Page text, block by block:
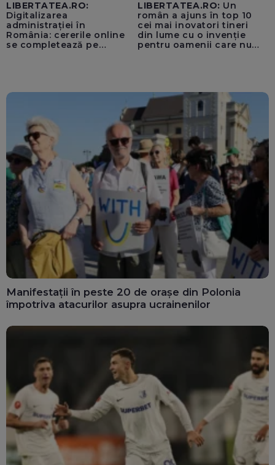
LIBERTATEA.RO:
Digitalizarea
administrației în
România: cererile online
se completează pe
LIBERTATEA.RO: Un
român a ajuns în top 10
cei mai inovatori tineri
din lume cu o invenție
pentru oamenii care nu
Manifestații în peste 20 de orașe din Polonia
împotriva atacurilor asupra ucrainenilor